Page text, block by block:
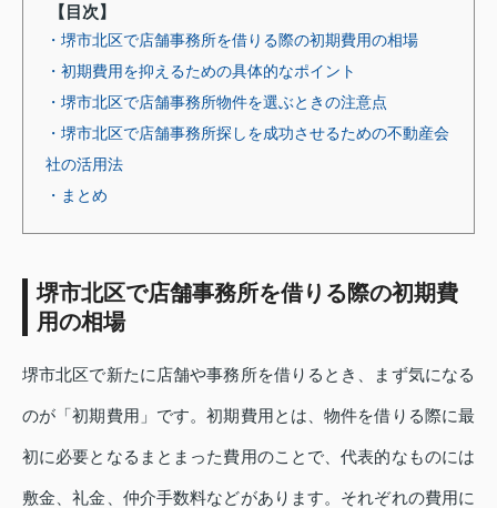
【目次】
・堺市北区で店舗事務所を借りる際の初期費用の相場
・初期費用を抑えるための具体的なポイント
・堺市北区で店舗事務所物件を選ぶときの注意点
・堺市北区で店舗事務所探しを成功させるための不動産会
社の活用法
・まとめ
堺市北区で店舗事務所を借りる際の初期費
用の相場
堺市北区で新たに店舗や事務所を借りるとき、まず気になる
のが「初期費用」です。初期費用とは、物件を借りる際に最
初に必要となるまとまった費用のことで、代表的なものには
敷金、礼金、仲介手数料などがあります。それぞれの費用に